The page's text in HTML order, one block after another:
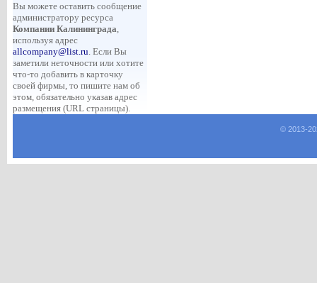
Вы можете оставить сообщение
администратору ресурса
Компании Калининграда,
используя адрес
allcompany@list.ru. Если Вы
заметили неточности или хотите
что-то добавить в карточку
своей фирмы, то пишите нам об
этом, обязательно указав адрес
размещения (URL страницы).
© 2013-